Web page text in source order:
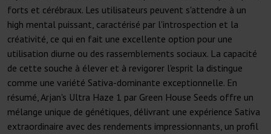
forts et cérébraux. Les utilisateurs peuvent s'attendre à un
high mental puissant, caractérisé par l'introspection et la
créativité, ce qui en fait une excellente option pour une
utilisation diurne ou des rassemblements sociaux. La capacité
de cette souche à élever et à revigorer l'esprit la distingue
comme une variété Sativa-dominante exceptionnelle. En
résumé, Arjan's Ultra Haze 1 par Green House Seeds offre un
mélange unique de génétiques, délivrant une expérience Sativa
extraordinaire avec des rendements impressionnants, un profil